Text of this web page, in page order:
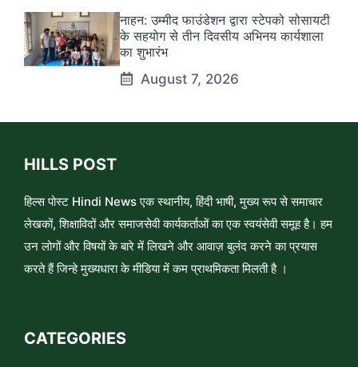
नाहन: उम्मीद फाउंडेशन द्वारा स्टेपको सोसायटी
के सहयोग से तीन दिवसीय अभिनय कार्यशाला
का शुभारंभ
August 7, 2026
HILLS POST
हिल्स पोस्ट Hindi News एक स्थानीय, हिंदी भाषी, मुख्य रूप से समाचार
लेखकों, शिक्षाविदों और समाजसेवी कार्यकर्ताओं का एक स्वयंसेवी समूह है। हम
उन लोगों और विषयों के बारे में लिखने और आवाज़ बुलंद करने का प्रयास
करते हैं जिन्हे मुख्यधारा के मीडिया में कम प्राथमिकता मिलती है ।
CATEGORIES